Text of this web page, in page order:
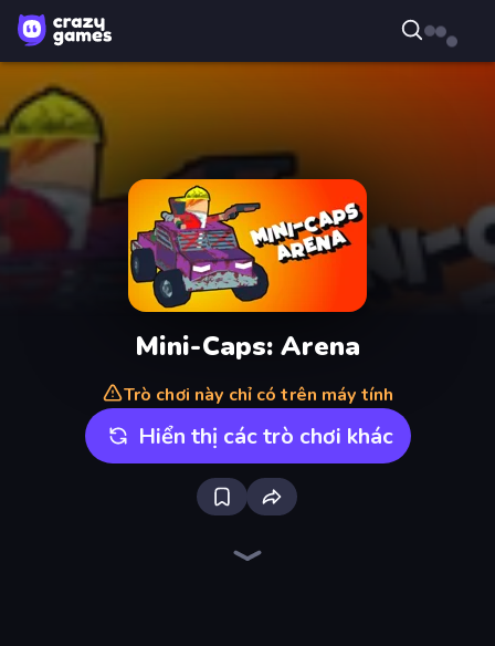
Mini-Caps: Arena
Trò chơi này chỉ có trên máy tính
Hiển thị các trò chơi khác